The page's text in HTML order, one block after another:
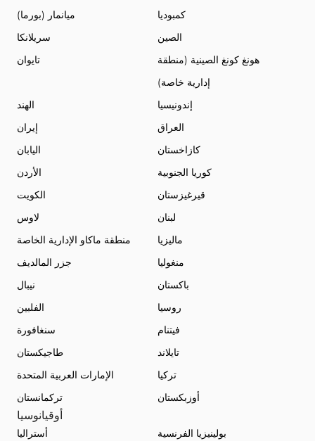
ميانمار (بورما)
كمبوديا
سريلانكا
الصين
تايوان
هونغ كونغ الصينية (منطقة
إدارية خاصة)
الهند
إندونيسيا
إيران
العراق
اليابان
كازاخستان
الأردن
كوريا الجنوبية
الكويت
قيرغيزستان
لاوس
لبنان
منطقة ماكاو الإدارية الخاصة
ماليزيا
جزر المالديف
منغوليا
نيبال
باكستان
الفلبين
روسيا
سنغافورة
فيتنام
طاجيكستان
تايلاند
الإمارات العربية المتحدة
تركيا
تركمانستان
أوزبكستان
أوقيانوسيا
أستراليا
بولينيزيا الفرنسية